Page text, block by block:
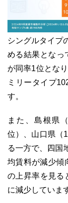
シングルタイプ
める結果となっ
が同率1位とな
ミリータイプ
す。
また、島根県
位）、山口県（
る一方で、四国
均賃料が減少傾
の上昇率を見る
に減少していま